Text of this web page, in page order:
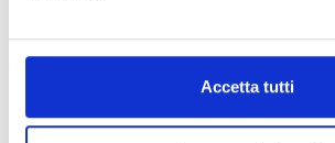
Accetta tutti
CESSATO SCIOPERO
Gentili Clienti, la situazione di disordini
nazionale, a partire da oggi è